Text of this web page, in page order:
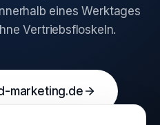
eines Werktages
Vertriebsfloskeln.
marketing.de